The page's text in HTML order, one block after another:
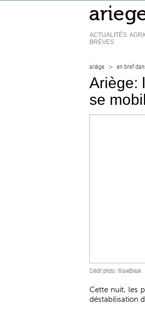
ACTUALITÉS
BRÈVES
ariège > en bref
Ariège:
se
Crédit photo: WaveBreak
Cette nuit, les
déstabilisation